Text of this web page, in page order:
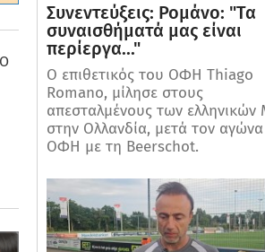
Συνεντεύξεις: Ρομάνο: "Τα
συναισθήματά μας είναι
περίεργα..."
Ο επιθετικός του ΟΦΗ Thiago
Romano, μίλησε στους
απεσταλμένους των
στην Ολλανδία, μετά τον
ΟΦΗ με τη Beerschot.